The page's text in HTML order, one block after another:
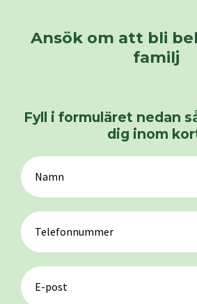
Ansök om att bli
familj
Fyll i formuläret nedan
dig inom